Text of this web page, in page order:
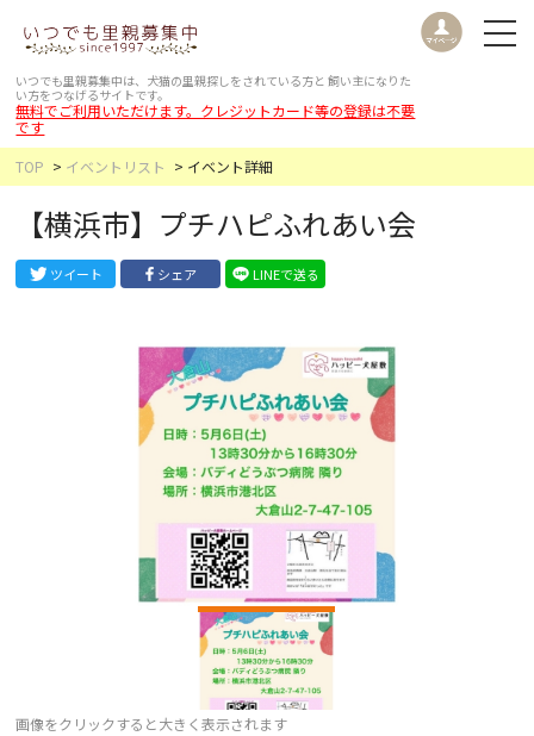
いつでも里親募集中は、犬猫の里親探しをされている方と 飼い主になりた
い方をつなげるサイトです。
無料でご利用いただけます。クレジットカード等の登録は不要
です
TOP
イベントリスト イベント詳細
【横浜市】プチハピふれあい会
ツイート シェア LINEで送る
画像をクリックすると大きく表示されます